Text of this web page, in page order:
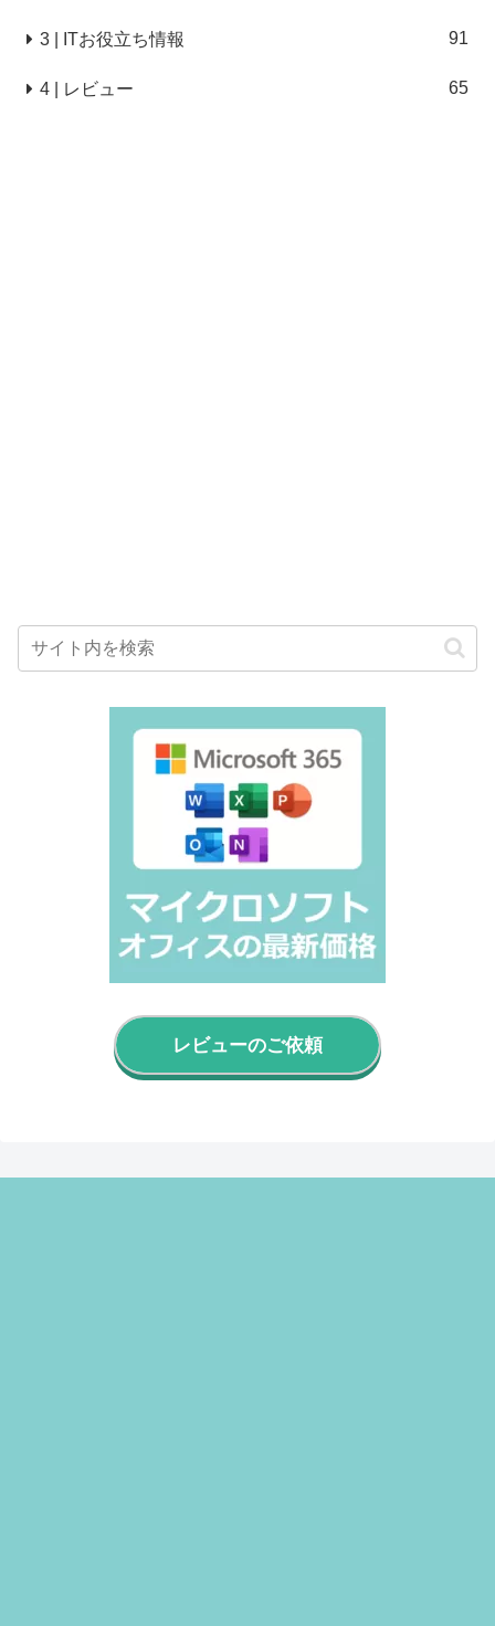
3 | ITお役立ち情報 91
4 | レビュー 65
レビューのご依頼